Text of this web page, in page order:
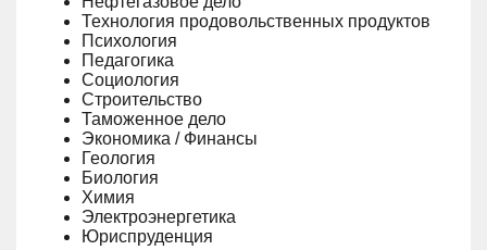
Технология продовольственных продуктов
Психология
Педагогика
Социология
Строительство
Таможенное дело
Экономика / Финансы
Геология
Биология
Химия
Электроэнергетика
Юриспруденция